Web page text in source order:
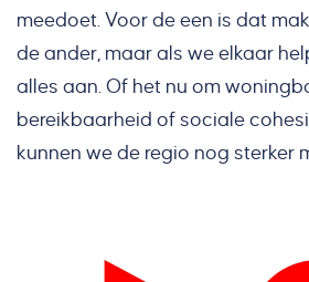
meedoet. Voor de een is dat
de ander, maar als we elkaar
alles aan. Of het nu om
bereikbaarheid of sociale
kunnen we de regio nog sterker